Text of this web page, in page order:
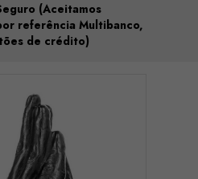
(Aceitamos
referência Multibanco,
de crédito)